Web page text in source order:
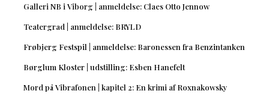
Galleri NB i Viborg | anmeldelse: Claes Otto Jennow
Teatergrad | anmeldelse: BRYLD
Frøbjerg Festspil | anmeldelse: Baronessen fra Benzintanken
Børglum Kloster | udstilling: Esben Hanefelt
Mord på Vibrafonen | kapitel 2: En krimi af Roxnakowsky